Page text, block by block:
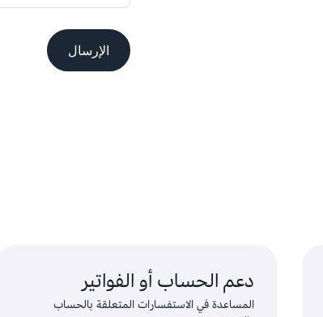
الإرسال
دعم الحساب أو الفواتير
المساعدة في الاستفسارات المتعلقة بالحساب